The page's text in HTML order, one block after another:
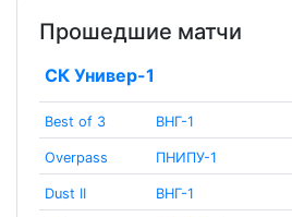
Прошедшие матчи
СК Универ-1
Best of 3 ВНГ-1
Overpass ПНИПУ-1
Dust II ВНГ-1